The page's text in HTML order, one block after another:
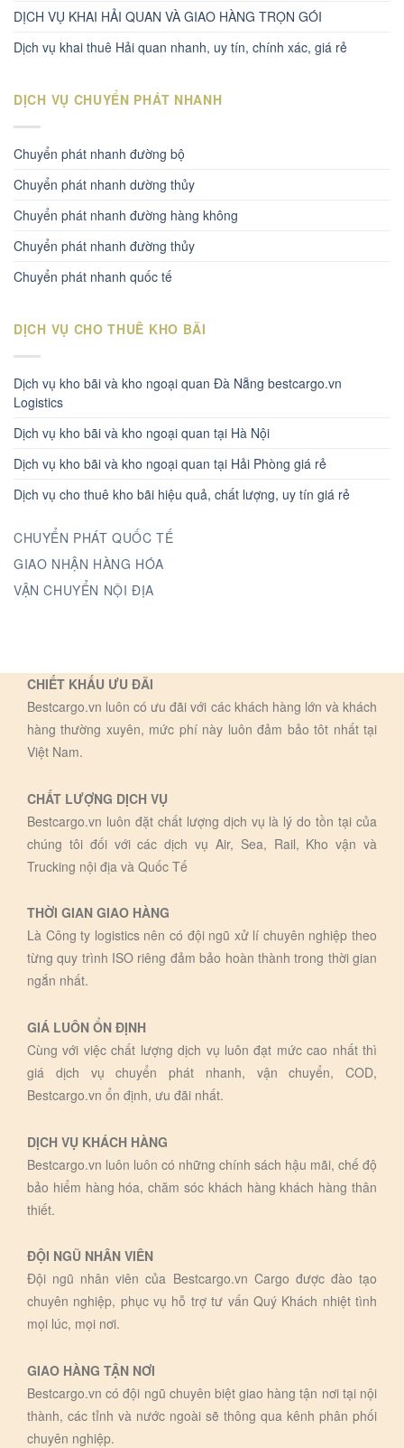
DỊCH VỤ KHAI HẢI QUAN VÀ GIAO HÀNG TRỌN GÓI
Dịch vụ khai thuê Hải quan nhanh, uy tín, chính xác, giá rẻ
DỊCH VỤ CHUYỂN PHÁT NHANH
Chuyển phát nhanh đường bộ
Chuyển phát nhanh dường thủy
Chuyển phát nhanh đường hàng không
Chuyển phát nhanh đường thủy
Chuyển phát nhanh quốc tế
DỊCH VỤ CHO THUÊ KHO BÃI
Dịch vụ kho bãi và kho ngoại quan Đà Nẵng bestcargo.vn
Logistics
Dịch vụ kho bãi và kho ngoại quan tại Hà Nội
Dịch vụ kho bãi và kho ngoại quan tại Hải Phòng giá rẻ
Dịch vụ cho thuê kho bãi hiệu quả, chất lượng, uy tín giá rẻ
CHUYỂN PHÁT QUỐC TẾ
GIAO NHẬN HÀNG HÓA
VẬN CHUYỂN NỘI ĐỊA
CHIẾT KHẤU ƯU ĐÃI
Bestcargo.vn luôn có ưu đãi với các khách hàng lớn và khách
hàng thường xuyên, mức phí này luôn đảm bảo tôt nhất tại
Việt Nam.
CHẤT LƯỢNG DỊCH VỤ
Bestcargo.vn luôn đặt chất lượng dịch vụ là lý do tồn tại của
chúng tôi đối với các dịch vụ Air, Sea, Rail, Kho vận và
Trucking nội địa và Quốc Tế
THỜI GIAN GIAO HÀNG
Là Công ty logistics nên có đội ngũ xử lí chuyên nghiệp theo
từng quy trình ISO riêng đảm bảo hoàn thành trong thời gian
ngắn nhất.
GIÁ LUÔN ỔN ĐỊNH
Cùng với việc chất lượng dịch vụ luôn đạt mức cao nhất thì
giá dịch vụ chuyển phát nhanh, vận chuyển, COD,
Bestcargo.vn ổn định, ưu đãi nhất.
DỊCH VỤ KHÁCH HÀNG
Bestcargo.vn luôn luôn có những chính sách hậu mãi, chế độ
bảo hiểm hàng hóa, chăm sóc khách hàng khách hàng thân
thiết.
ĐỘI NGŨ NHÂN VIÊN
Đội ngũ nhân viên của Bestcargo.vn Cargo được đào tạo
chuyên nghiệp, phục vụ hỗ trợ tư vấn Quý Khách nhiệt tình
mọi lúc, mọi nơi.
GIAO HÀNG TẬN NƠI
Bestcargo.vn có đội ngũ chuyên biệt giao hàng tận nơi tại nội
thành, các tỉnh và nước ngoài sẽ thông qua kênh phân phối
chuyên nghiệp.